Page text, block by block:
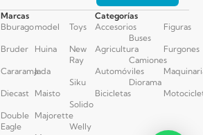
Marcas
Bburago
Bruder
Cararama
Diecast
Double
Eagle
model
Huina
Jada
Maisto
Majorette
Toys
New
Ray
Siku
Solido
Welly
Categorías
Accesorios
Agricultura
Automóviles
Bicicletas
Buses
Camiones
Diorama
Figuras
Furgones